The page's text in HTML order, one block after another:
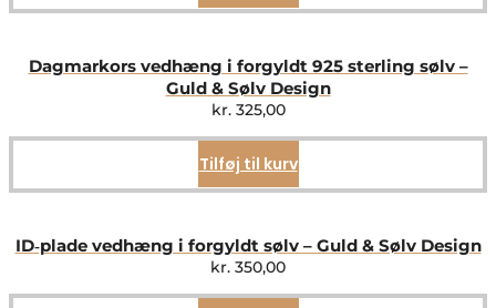
Dagmarkors vedhæng i forgyldt 925 sterling sølv –
Guld & Sølv Design
kr.325,00
Tilføj til kurv
ID‑plade vedhæng i forgyldt sølv – Guld & Sølv Design
kr. 350,00